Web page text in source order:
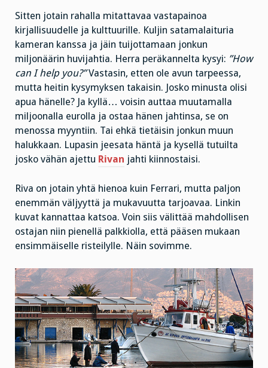
Sitten jotain rahalla mitattavaa vastapainoa
kirjallisuudelle ja kulttuurille. Kuljin satamalaituria
kameran kanssa ja jäin tuijottamaan jonkun
miljonäärin huvijahtia. Herra peräkannelta kysyi: ”How
can I help you?”Vastasin, etten ole avun tarpeessa,
mutta heitin kysymyksen takaisin. Josko minusta olisi
apua hänelle? Ja kyllä… voisin auttaa muutamalla
miljoonalla eurolla ja ostaa hänen jahtinsa, se on
menossa myyntiin. Tai ehkä tietäisin jonkun muun
halukkaan. Lupasin jeesata häntä ja kysellä tutuilta
josko vähän ajettu Rivan jahti kiinnostaisi.
Riva on jotain yhtä hienoa kuin Ferrari, mutta paljon
enemmän väljyyttä ja mukavuutta tarjoavaa. Linkin
kuvat kannattaa katsoa. Voin siis välittää mahdollisen
ostajan niin pienellä palkkiolla, että pääsen mukaan
ensimmäiselle risteilylle. Näin sovimme.